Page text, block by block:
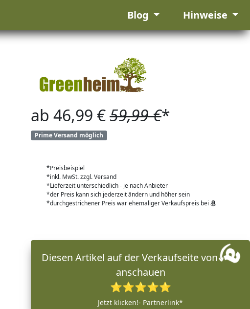
Blog Hinweise
ab 46,99 €59,99 €*
Prime Versand möglich
*Preisbeispiel
*inkl. MwSt. zzgl. Versand
*Lieferzeit unterschiedlich - je nach Anbieter
*der Preis kann sich jederzeit ändern und höher sein
*durchgestrichener Preis war ehemaliger Verkaufspreis bei
Diesen Artikel auf der Verkaufseite von
anschauen
⭐⭐⭐⭐⭐
Jetzt klicken!- Partnerlink*